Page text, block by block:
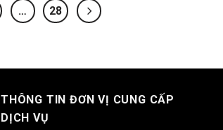
… 28
THÔNG TIN ĐƠN VỊ CUNG CẤP
DỊCH VỤ